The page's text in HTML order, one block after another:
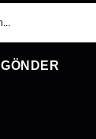
GÖNDER